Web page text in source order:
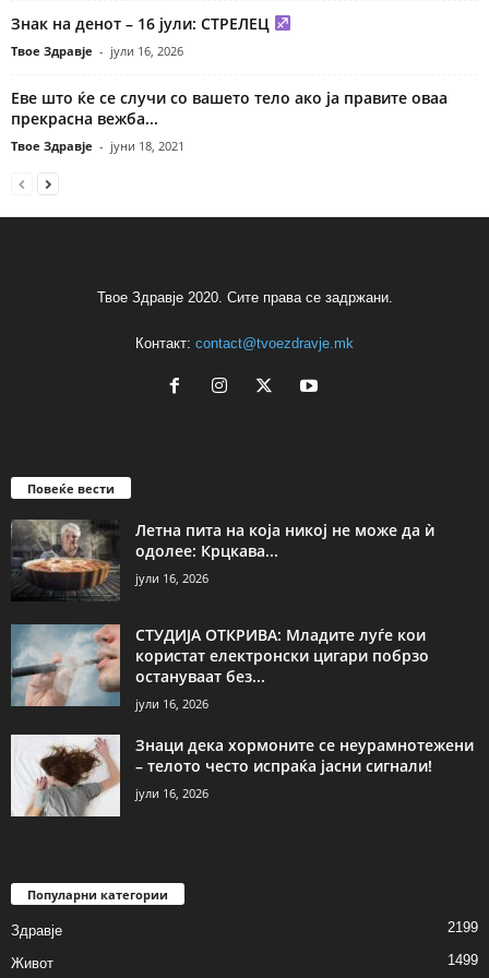
Знак на денот – 16 јули: СТРЕЛЕЦ
Твое Здравје - јули 16, 2026
Еве што ќе се случи со вашето тело ако ја правите оваа
прекрасна вежба...
Твое Здравје - јуни 18, 2021
Твое Здравје 2020. Сите права се задржани.
Контакт: contact@tvoezdravje.mk
Повеќе вести
Летна пита на која никој не може да ѝ
одолее: Крцкава...
јули 16, 2026
СТУДИЈА ОТКРИВА: Младите луѓе кои
користат електронски цигари побрзо
остануваат без...
јули 16, 2026
Знаци дека хормоните се неурамнотежени
– телото често испраќа јасни сигнали!
јули 16, 2026
Популарни категории
Здравје 2199
Живот 1499